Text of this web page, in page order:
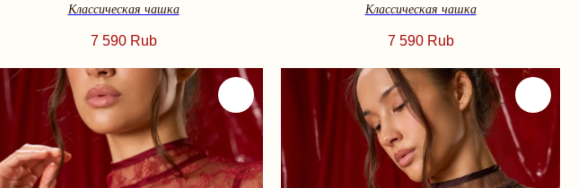
Классическая чашка
7 590 Rub
Классическая чашка
7 590 Rub